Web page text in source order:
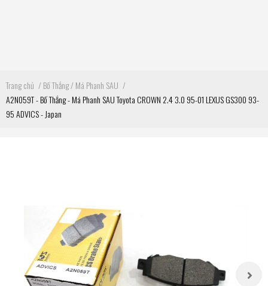
Trang chủ /Bố Thắng / Má Phanh SAU /
A2N059T - Bố Thắng - Má Phanh SAU Toyota CROWN 2.4 3.0 95-01 LEXUS GS300 93-
95 ADVICS - Japan